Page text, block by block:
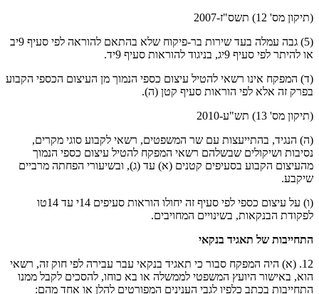
(תיקון מס' 12) תשס"ז-2007
(5) גבה עמלה בעד שירות בר-פיקוח שלא בהתאם להוראה לפי סעיף 9יב
או להיתר לפי סעיף 9יג, בניגוד להוראות סעיף 9יד.
(ד) המפקח אינו רשאי להטיל עיצום כספי הנמוך מן העיצום הכספי הקבוע
בפרק זה אלא לפי הוראות סעיף קטן (ה).
(תיקון מס' 13) תש"ע-2010
(ה) הנגיד, בהתייעצות עם שר המשפטים, רשאי לקבוע סוגי מקרים,
נסיבות ושיקולים שבשלהם רשאי המפקח להטיל עיצום כספי הנמוך
מהעיצום הקבוע בסעיפים קטנים (א) עד (ג), ובשיעורי הפחתה מרביים
שיקבע.
(ו) על עיצום כספי לפי סעיף זה יחולו הוראות סעיפים 14י עד 14טו
לפקודת הבנקאות, בשינויים המחויבים.
התחייבות של תאגיד בנקאי
12. (א) היה המפקח סבור כי תאגיד בנקאי עבר עבירה לפי חוק זה, רשאי
הוא, באישור היועץ המשפטי לממשלה או בא כוחו, להסכים לקבל ממנו
התחייבות בכתב כלפיו לגבי הענינים המפורטים להלן או אחד מהם: